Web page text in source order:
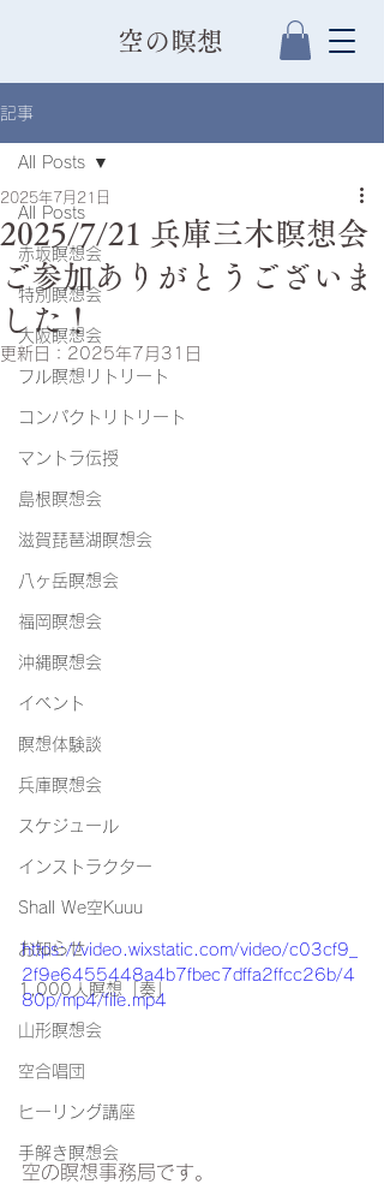
​空の瞑想
記事
All Posts
赤坂瞑想会
特別瞑想会
大阪瞑想会
フル瞑想リトリート
コンパクトリトリート
マントラ伝授
島根瞑想会
滋賀琵琶湖瞑想会
八ヶ岳瞑想会
福岡瞑想会
沖縄瞑想会
イベント
瞑想体験談
兵庫瞑想会
スケジュール
インストラクター
Shall We空Kuuu
お知らせ
1,000人瞑想「奏」
山形瞑想会
空合唱団
ヒーリング講座
手解き瞑想会
All Posts
2025/7/21 兵庫三木瞑想会
ご参加ありがとうございま
した！
2025年7月21日
更新日： 2025年7月31日
https://video.wixstatic.com/video/c03cf9_
2f9e6455448a4b7fbec7dffa2ffcc26b/4
80p/mp4/file.mp4
空の瞑想事務局です。